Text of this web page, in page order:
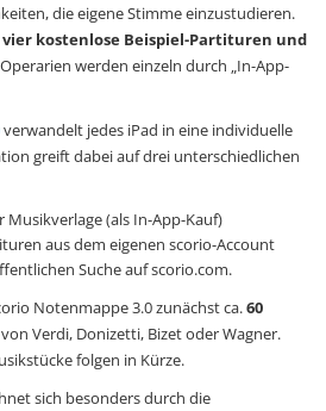
die eigene Stimme einzustudieren.
vier kostenlose Beispiel-Partituren und
werden einzeln durch „In-App-
verwandelt jedes iPad in eine individuelle
greift dabei auf drei unterschiedlichen
(als In-App-Kauf)
aus dem eigenen scorio-Account
Suche auf scorio.com.
Notenmappe 3.0 zunächst ca.60
von Verdi, Donizetti, Bizet oder Wagner.
folgen in Kürze.
sich besonders durch die